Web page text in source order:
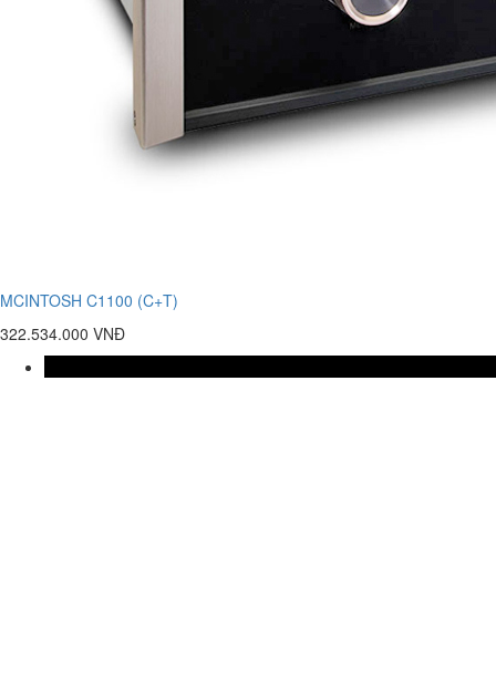
MCINTOSH C1100 (C+T)
322.534.000 VNĐ